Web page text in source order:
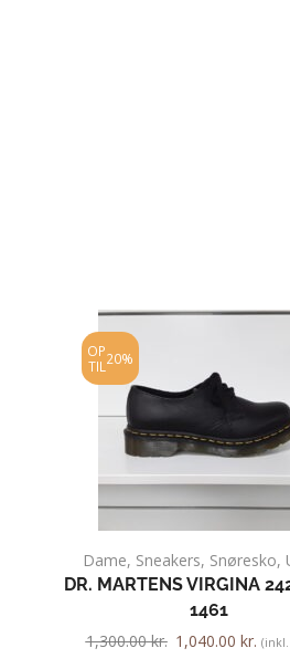
OP
TIL 20%
Dame, Sneakers, Snøresko,
DR. MARTENS VIRGINA
1461
1,300.00kr. 1,040.00 kr.